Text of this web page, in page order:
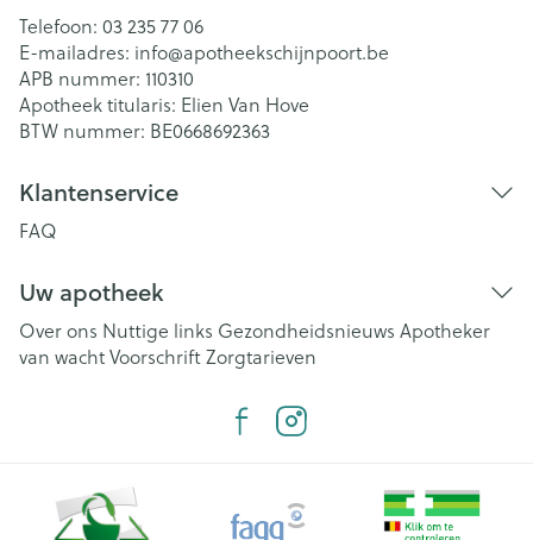
Telefoon: 03 235 77 06
E-mailadres: info@apotheekschijnpoort.be
APB nummer: 110310
Apotheek titularis: Elien Van Hove
BTW nummer: BE0668692363
Klantenservice
FAQ
Uw apotheek
Over ons Nuttige links Gezondheidsnieuws Apotheker
van wachtVoorschriftZorgtarieven